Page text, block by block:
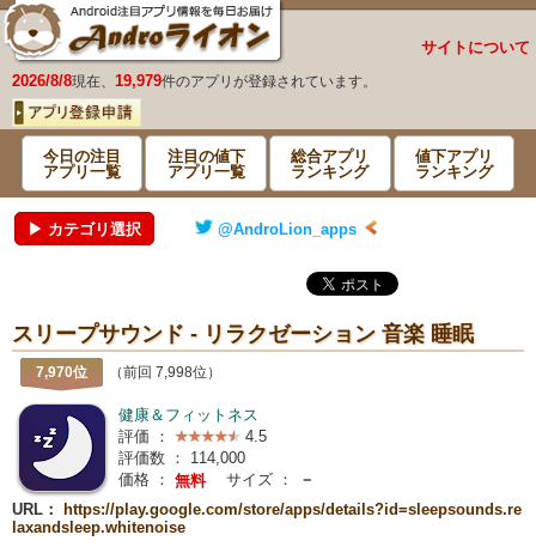
サイトについて
2026/8/8現在、 19,979件のアプリが登録されています。
今日の注目
アプリ一覧
注目の値下
アプリ一覧
総合アプリ
ランキング
値下アプリ
ランキング
▶ カテゴリ選択 @AndroLion_apps
スリープサウンド - リラクゼーション 音楽 睡眠
7,970位 （前回 7,998位）
健康＆フィットネス
評価 ：
4.5
評価数 ： 114,000
価格 ： 無料 サイズ ：
－
URL：
https://play.google.com/store/apps/details?id=sleepsounds.re
laxandsleep.whitenoise